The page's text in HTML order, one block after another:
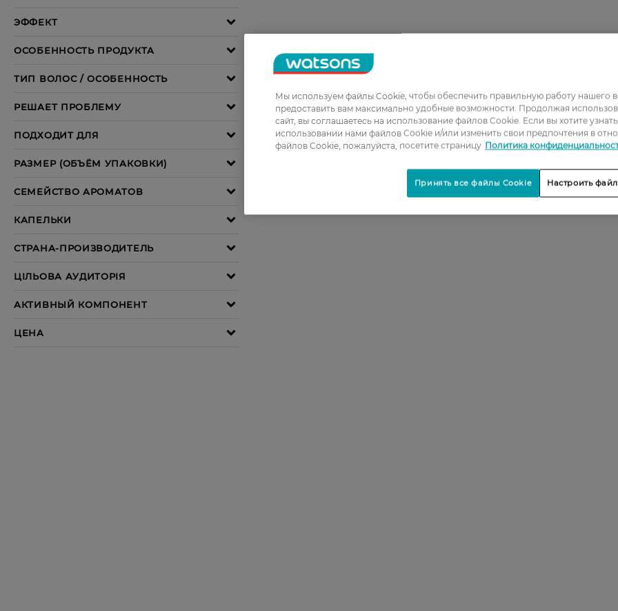
Мы используем файлы Cookie, чтобы обеспечить правильную работу нашего
предоставить вам максимально удобные возможности. Продолжая
сайт, вы соглашаетесь на использование файлов Cookie. Если вы хотите
использовании нами файлов Cookie и/или изменить свои предпочтения в
файлов Cookie, пожалуйста, посетите страницу Политика
Настроить
Принять все файлы Cookie